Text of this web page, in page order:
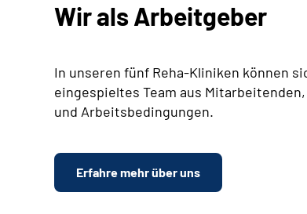
Wir als Arbeitgeber
In unseren fünf Reha-Kliniken können
eingespieltes Team aus
und Arbeitsbedingungen.
Erfahre mehr über uns